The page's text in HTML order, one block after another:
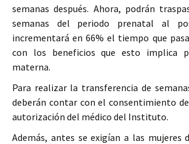
semanas después. Ahora, podrán
semanas del periodo prenatal al
incrementará en 66% el tiempo que
con los beneficios que esto implica
materna.
Para realizar la transferencia de
deberán contar con el consentimiento
autorización del médico del Instituto.
Además, antes se exigían a las mujeres